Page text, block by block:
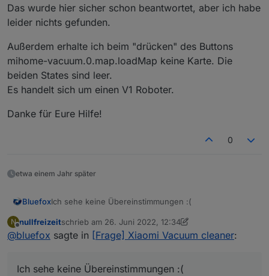
Das wurde hier sicher schon beantwortet, aber ich habe
leider nichts gefunden.
Außerdem erhalte ich beim "drücken" des Buttons
mihome-vacuum.0.map.loadMap keine Karte. Die
beiden States sind leer.
Es handelt sich um einen V1 Roboter.
Danke für Eure Hilfe!
0
etwa einem Jahr später
BluefoxIch sehe keine Übereinstimmungen :(
Habe Adapter erweitert.
48_2017-01-23_21_01_30-vis.png
N
Offline
nullfreizeitschrieb am 26. Juni 2022, 12:34
zuletzt editiert von nullfreizeit
@bluefox sagte in [Frage] Xiaomi Vacuum cleaner:
Ich sehe keine Übereinstimmungen :(